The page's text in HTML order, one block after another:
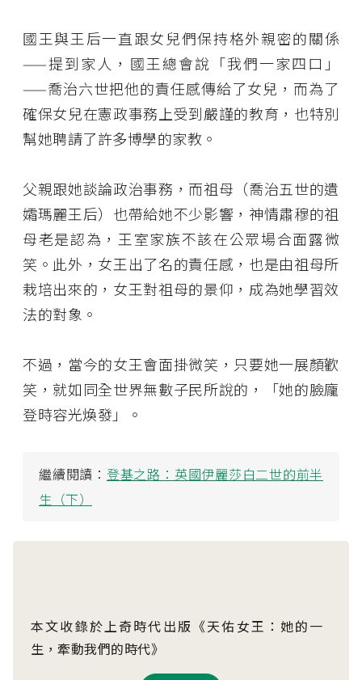
國王與王后一直跟女兒們保持格外親密的關係
——提到家人，國王總會說「我們一家四口」
——喬治六世把他的責任感傳給了女兒，而為了
確保女兒在憲政事務上受到嚴謹的教育，也特別
幫她聘請了許多博學的家教。
父親跟她談論政治事務，而祖母（喬治五世的遺
孀瑪麗王后）也帶給她不少影響，神情肅穆的祖
母老是認為，王室家族不該在公眾場合面露微
笑。此外，女王出了名的責任感，也是由祖母所
栽培出來的，女王對祖母的景仰，成為她學習效
法的對象。
不過，當今的女王會面掛微笑，只要她一展顏歡
笑，就如同全世界無數子民所說的，「她的臉龐
登時容光煥發」。
繼續閱讀： 登基之路：英國伊麗莎白二世的前半
生（下）
本文收錄於上奇時代出版《天佑女王：她的一
生，牽動我們的時代》